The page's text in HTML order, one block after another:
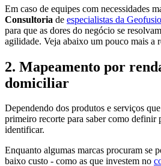
Em caso de equipes com necessidades
Consultoria de especialistas da
para que as dores do negócio se
agilidade. Veja abaixo um pouco mais a
2. Mapeamento por
domiciliar
Dependendo dos produtos e serviços
primeiro recorte para saber como
identificar.
Enquanto algumas marcas procuram se
baixo custo - como as que investem no